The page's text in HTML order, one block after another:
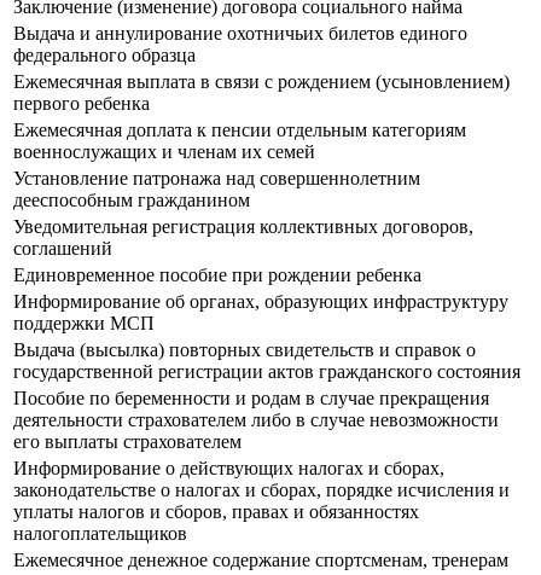
Заключение (изменение) договора социального найма
Выдача и аннулирование охотничьих билетов единого
федерального образца
Ежемесячная выплата в связи с рождением (усыновлением)
первого ребенка
Ежемесячная доплата к пенсии отдельным категориям
военнослужащих и членам их семей
Установление патронажа над совершеннолетним
дееспособным гражданином
Уведомительная регистрация коллективных договоров,
соглашений
Единовременное пособие при рождении ребенка
Информирование об органах, образующих инфраструктуру
поддержки МСП
Выдача (высылка) повторных свидетельств и справок о
государственной регистрации актов гражданского состояния
Пособие по беременности и родам в случае прекращения
деятельности страхователем либо в случае невозможности
его выплаты страхователем
Информирование о действующих налогах и сборах,
законодательстве о налогах и сборах, порядке исчисления и
уплаты налогов и сборов, правах и обязанностях
налогоплательщиков
Ежемесячное денежное содержание спортсменам, тренерам